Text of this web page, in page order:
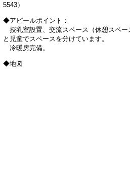
5543）
◆アピールポイント：
授乳室設置、交流スペース（休憩スペ
と児童でスペースを分けています。
冷暖房完備。
◆地図